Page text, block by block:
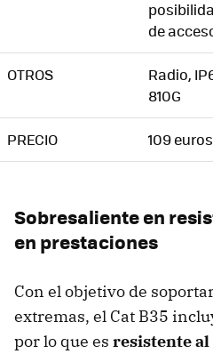
de
OTROS
Radio,
810G
PRECIO 109 euros
Sobresaliente en
en prestaciones
Con el objetivo de
extremas, el Cat B35
por lo que es resistente al